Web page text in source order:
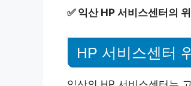
✅ 익산 HP 서비스센터의
HP 서비스센터